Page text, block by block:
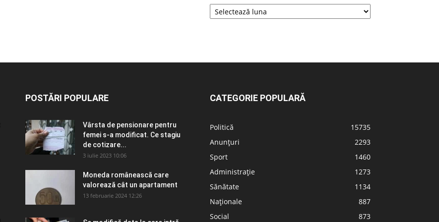
POSTĂRI POPULARE
Vârsta de pensionare pentru
femei s-a modificat. Ce stagiu
de cotizare...
3 iulie 2023 10:06
Moneda românească care
valorează cât un apartament
13 februarie 2024 12:26
CATEGORIE POPULARĂ
Politică
15735
Anunțuri
2293
Sport
1460
Administrație
1273
Sănătate
1134
Naționale
887
Social
873